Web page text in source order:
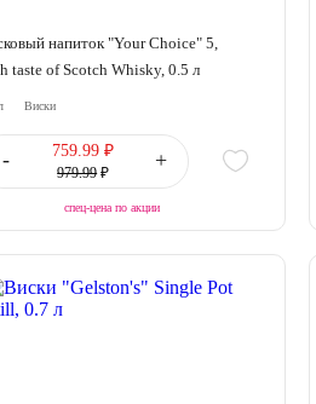
напиток "Your Choice" 5,
taste of Scotch Whisky, 0.5 л
Виски
- 759.99 ₽
979.99₽
+
спец-цена по акции